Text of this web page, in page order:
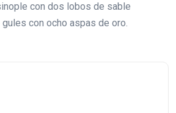
con dos lobos de sable
con ocho aspas de oro.